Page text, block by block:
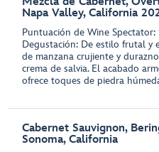
Napa Valley, California
Puntuación de Wine Spectator:
Degustación: De estilo frutal y
de manzana crujiente y
crema de salvia. El acabado
ofrece toques de piedra
Cabernet Sauvignon,
Sonoma, California